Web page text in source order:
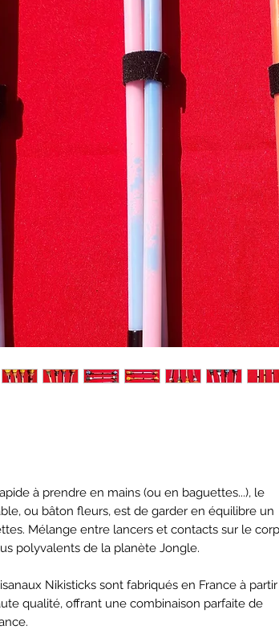
à prendre en mains (ou en baguettes...), le
ou bâton fleurs, est de garder en équilibre un
Mélange entre lancers et contacts sur le
polyvalents de la planète Jongle.
Nikisticks sont fabriqués en France à
qualité, offrant une combinaison parfaite de